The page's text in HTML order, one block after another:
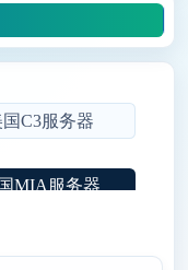
国C3服务器
MIA服务器